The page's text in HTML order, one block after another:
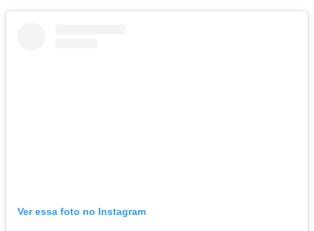
Ver essa foto no Instagram